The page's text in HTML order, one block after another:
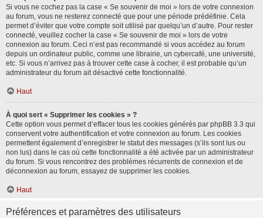
Si vous ne cochez pas la case « Se souvenir de moi » lors de votre connexion
au forum, vous ne resterez connecté que pour une période prédéfinie. Cela
permet d’éviter que votre compte soit utilisé par quelqu’un d’autre. Pour rester
connecté, veuillez cocher la case « Se souvenir de moi » lors de votre
connexion au forum. Ceci n’est pas recommandé si vous accédez au forum
depuis un ordinateur public, comme une librairie, un cybercafé, une université,
etc. Si vous n’arrivez pas à trouver cette case à cocher, il est probable qu’un
administrateur du forum ait désactivé cette fonctionnalité.
Haut
À quoi sert « Supprimer les cookies » ?
Cette option vous permet d’effacer tous les cookies générés par phpBB 3.3 qui
conservent votre authentification et votre connexion au forum. Les cookies
permettent également d’enregistrer le statut des messages (s’ils sont lus ou
non lus) dans le cas où cette fonctionnalité a été activée par un administrateur
du forum. Si vous rencontrez des problèmes récurrents de connexion et de
déconnexion au forum, essayez de supprimer les cookies.
Haut
Préférences et paramètres des utilisateurs